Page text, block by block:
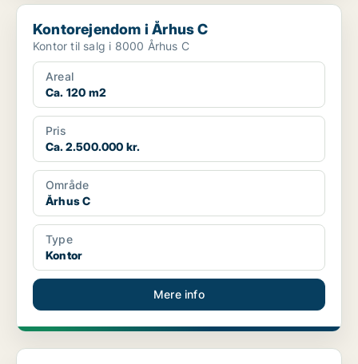
Kontorejendom i Århus C
Kontorejendom i Århus C
Kontor til salg i 8000 Århus C
Areal
Ca. 120 m2
Pris
Ca. 2.500.000 kr.
Område
Århus C
Type
Kontor
Mere info
Lagerejendom i Århus N